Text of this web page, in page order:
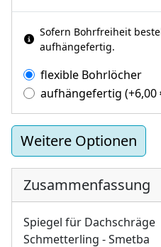
Sofern Bohrfreiheit
aufhängefertig.
flexible Bohrlöcher
aufhängefertig (+6,00
Weitere Optionen
Zusammenfassung
Spiegel für Dachschräge
Schmetterling - Smetba